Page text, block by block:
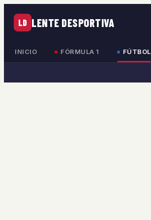
LD LENTE DESPORTIVA
INICIO FÓRMULA 1 FÚTBOL